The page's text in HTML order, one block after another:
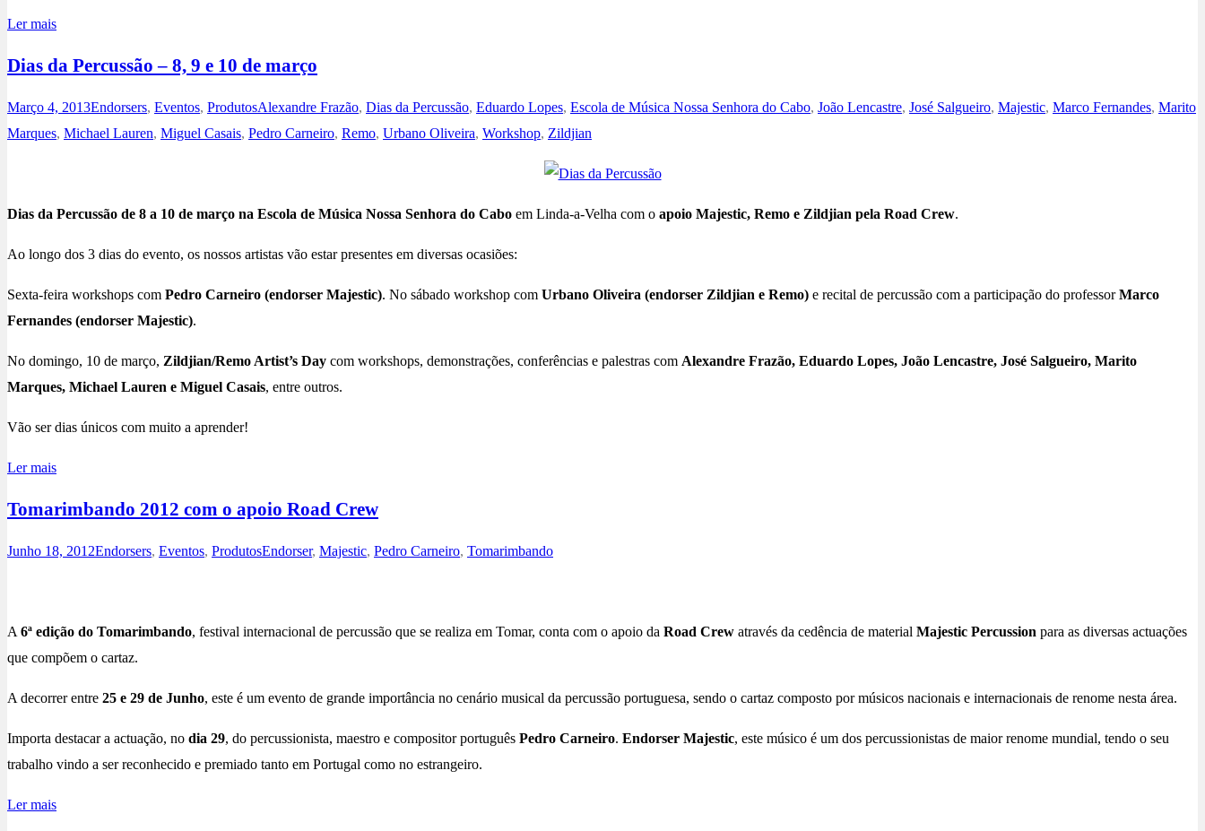
Ler mais
Dias da Percussão – 8, 9 e 10 de março
Março 4, 2013Endorsers, Eventos, ProdutosAlexandre Frazão, Dias da Percussão, Eduardo Lopes, Escola de Música Nossa Senhora do Cabo, João Lencastre, José Salgueiro, Majestic, Marco Fernandes, Marito
Marques, Michael Lauren, Miguel Casais, Pedro Carneiro, Remo, Urbano Oliveira, Workshop, Zildjian
Dias da Percussão de 8 a 10 de março na Escola de Música Nossa Senhora do Cabo em Linda-a-Velha com o apoio Majestic, Remo e Zildjian pela Road Crew.
Ao longo dos 3 dias do evento, os nossos artistas vão estar presentes em diversas ocasiões:
Sexta-feira workshops com Pedro Carneiro (endorser Majestic). No sábado workshop com Urbano Oliveira (endorser Zildjian e Remo) e recital de percussão com a participação do professorMarco
Fernandes (endorser Majestic).
No domingo, 10 de março, Zildjian/Remo Artist’s Day com workshops, demonstrações, conferências e palestras com Alexandre Frazão, Eduardo Lopes, João Lencastre, José Salgueiro, Marito
Marques, Michael Lauren e Miguel Casais, entre outros.
Vão ser dias únicos com muito a aprender!
Ler mais
Tomarimbando 2012 com o apoio Road Crew
Junho 18, 2012Endorsers, Eventos, ProdutosEndorser, Majestic, Pedro Carneiro, Tomarimbando
A 6ª edição do Tomarimbando, festival internacional de percussão que se realiza em Tomar, conta com o apoio da Road Crew através da cedência de material Majestic Percussion para as diversas actuações
que compõem o cartaz.
A decorrer entre 25 e 29 de Junho, este é um evento de grande importância no cenário musical da percussão portuguesa, sendo o cartaz composto por músicos nacionais e internacionais de renome nesta área.
Importa destacar a actuação, no dia 29, do percussionista, maestro e compositor português Pedro Carneiro. Endorser Majestic, este músico é um dos percussionistas de maior renome mundial, tendo o seu
trabalho vindo a ser reconhecido e premiado tanto em Portugal como no estrangeiro.
Ler mais